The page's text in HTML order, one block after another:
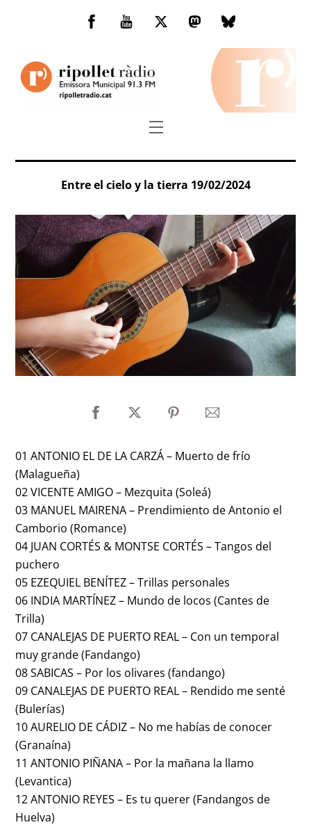
Facebook
You
TwitterMastodonBluesky
Menu
Entre el cielo y la tierra 19/02/2024
01 ANTONIO EL DE LA CARZÁ – Muerto de frío
(Malagueña)
02 VICENTE AMIGO – Mezquita (Soleá)
03 MANUEL MAIRENA – Prendimiento de Antonio el
Camborio (Romance)
04 JUAN CORTÉS & MONTSE CORTÉS – Tangos del
puchero
05 EZEQUIEL BENÍTEZ – Trillas personales
06 INDIA MARTÍNEZ – Mundo de locos (Cantes de
Trilla)
07 CANALEJAS DE PUERTO REAL – Con un temporal
muy grande (Fandango)
08 SABICAS – Por los olivares (fandango)
09 CANALEJAS DE PUERTO REAL – Rendido me senté
(Bulerías)
10 AURELIO DE CÁDIZ – No me habías de conocer
(Granaína)
11 ANTONIO PIÑANA – Por la mañana la llamo
(Levantica)
12 ANTONIO REYES – Es tu querer (Fandangos de
Huelva)